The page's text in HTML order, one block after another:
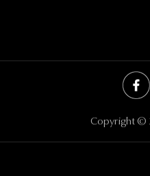
Copyright ©